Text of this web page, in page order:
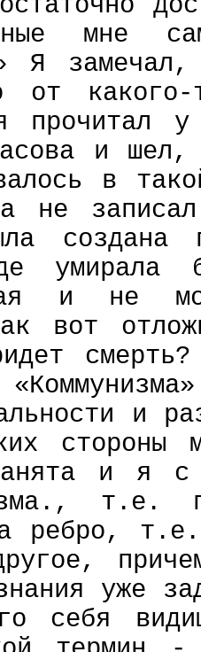
мне
Я замечал,
от
у
и
в
не
умирала
и не
вот
и
стороны
и я
т.е.
ребро,
уже
себя